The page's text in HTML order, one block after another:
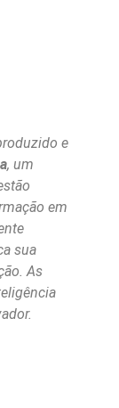
e
, um
em
sua
As